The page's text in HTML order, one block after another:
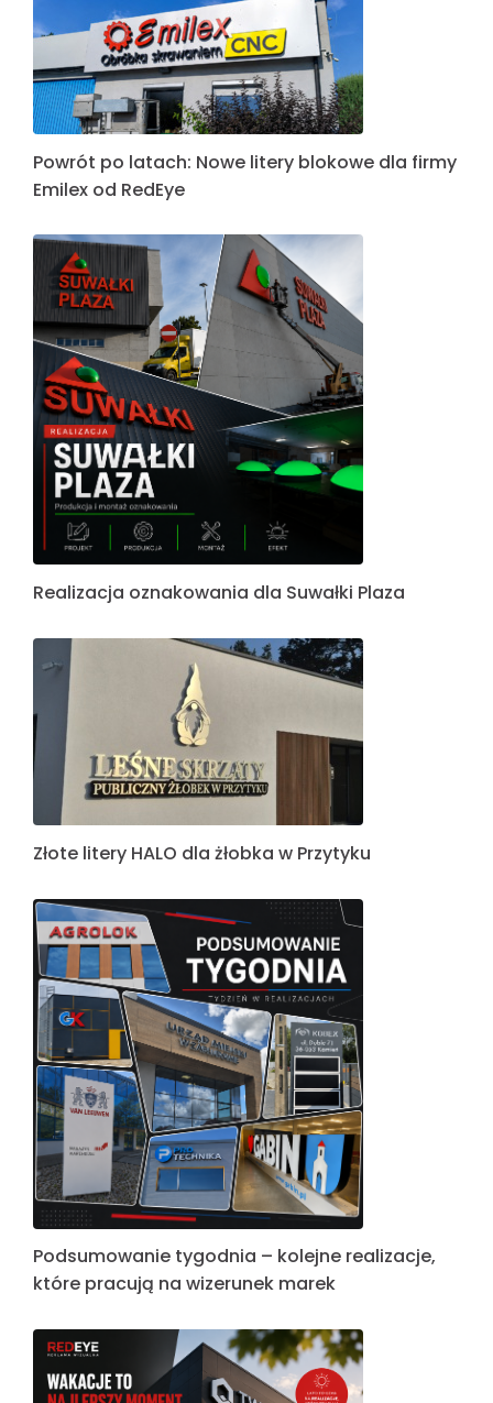
Powrót po latach: Nowe litery blokowe dla firmy
Emilex od RedEye
Realizacja oznakowania dla Suwałki Plaza
Złote litery HALO dla żłobka w Przytyku
Podsumowanie tygodnia – kolejne realizacje,
które pracują na wizerunek marek